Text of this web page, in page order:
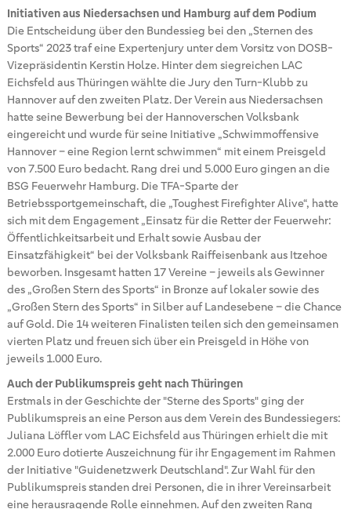
Initiativen aus Niedersachsen und Hamburg auf dem Podium
Die Entscheidung über den Bundessieg bei den „Sternen des
Sports“ 2023 traf eine Expertenjury unter dem Vorsitz von DOSB-
Vizepräsidentin Kerstin Holze. Hinter dem siegreichen LAC
Eichsfeld aus Thüringen wählte die Jury den Turn-Klubb zu
Hannover auf den zweiten Platz. Der Verein aus Niedersachsen
hatte seine Bewerbung bei der Hannoverschen Volksbank
eingereicht und wurde für seine Initiative „Schwimmoffensive
Hannover – eine Region lernt schwimmen“ mit einem Preisgeld
von 7.500 Euro bedacht. Rang drei und 5.000 Euro gingen an die
BSG Feuerwehr Hamburg. Die TFA-Sparte der
Betriebssportgemeinschaft, die „Toughest Firefighter Alive“, hatte
sich mit dem Engagement „Einsatz für die Retter der Feuerwehr:
Öffentlichkeitsarbeit und Erhalt sowie Ausbau der
Einsatzfähigkeit“ bei der Volksbank Raiffeisenbank aus Itzehoe
beworben. Insgesamt hatten 17 Vereine – jeweils als Gewinner
des „Großen Stern des Sports“ in Bronze auf lokaler sowie des
„Großen Stern des Sports“ in Silber auf Landesebene – die Chance
auf Gold. Die 14 weiteren Finalisten teilen sich den gemeinsamen
vierten Platz und freuen sich über ein Preisgeld in Höhe von
jeweils 1.000 Euro.
Auch der Publikumspreis geht nach Thüringen
Erstmals in der Geschichte der "Sterne des Sports" ging der
Publikumspreis an eine Person aus dem Verein des Bundessiegers:
Juliana Löffler vom LAC Eichsfeld aus Thüringen erhielt die mit
2.000 Euro dotierte Auszeichnung für ihr Engagement im Rahmen
der Initiative "Guidenetzwerk Deutschland". Zur Wahl für den
Publikumspreis standen drei Personen, die in ihrer Vereinsarbeit
eine herausragende Rolle einnehmen. Auf den zweiten Rang